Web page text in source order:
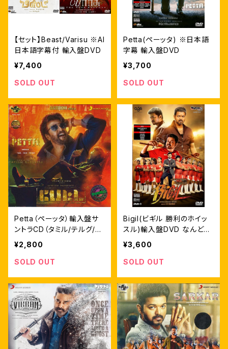
【セット】Beast/Varisu ※AI
日本語字幕付 輸入盤DVD
¥7,400
SOLD OUT
Petta(ペーッタ) ※日本語
字幕 輸入盤DVD
¥3,700
SOLD OUT
Petta（ペーッタ）輸入盤サ
ントラCD（タミル/テルグ/ヒ
ンディー版）
¥2,800
SOLD OUT
Bigil(ビギル 勝利のホイッ
スル)輸入盤DVD なんどり
日本語字幕 自家製ライナー
ノーツ付
¥3,600
SOLD OUT